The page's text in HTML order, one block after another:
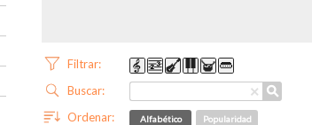
Filtrar:
×
Buscar: ⚲
Ordenar: Alfabético Popularidad